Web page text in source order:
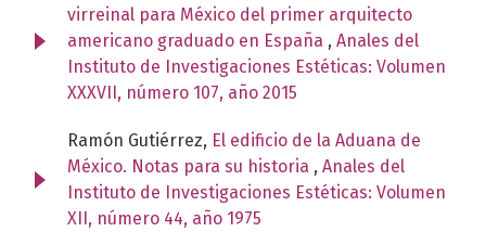
virreinal para México del primer arquitecto
americano graduado en España , Anales del
Instituto de Investigaciones Estéticas: Volumen
XXXVII, número 107, año 2015
Ramón Gutiérrez, El edificio de la Aduana de
México. Notas para su historia , Anales del
Instituto de Investigaciones Estéticas: Volumen
XII, número 44, año 1975